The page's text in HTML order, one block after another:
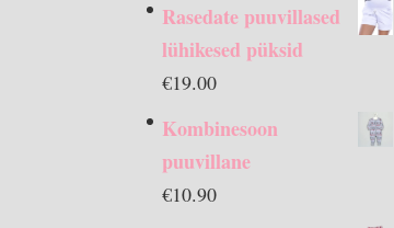
Rasedate puuvillased
lühikesed püksid
€19.00
Kombinesoon
puuvillane
€10.90